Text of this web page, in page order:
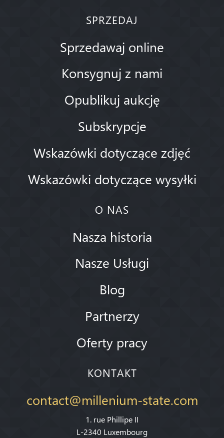
SPRZEDAJ
Sprzedawaj online
Konsygnuj z nami
Opublikuj aukcję
Subskrypcje
Wskazówki dotyczące zdjęć
Wskazówki dotyczące wysyłki
O NAS
Nasza historia
Nasze Usługi
Blog
Partnerzy
Oferty pracy
KONTAKT
contact@millenium-state.com
1. rue Phillipe II
L-2340 Luxembourg